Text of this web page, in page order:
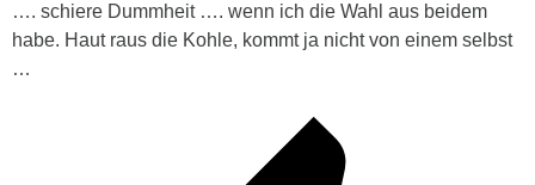
…. schiere Dummheit …. wenn ich die Wahl aus beidem
habe. Haut raus die Kohle, kommt ja nicht von einem selbst
…